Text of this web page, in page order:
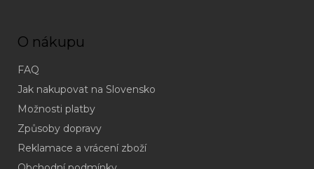
O nákupu
FAQ
Jak nakupovat na Slovensko
Možnosti platby
Způsoby dopravy
Reklamace a vrácení zboží